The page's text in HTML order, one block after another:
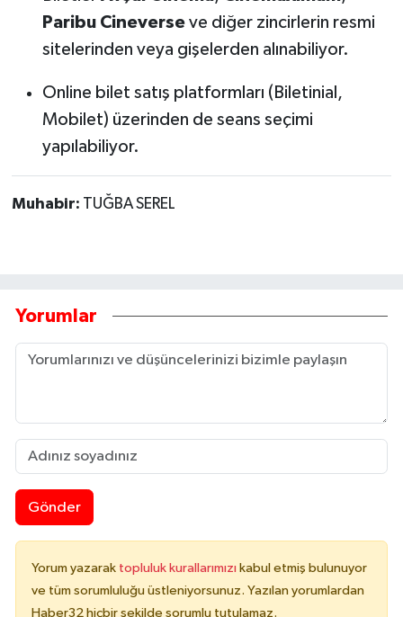
Paribu Cineverseve diğer zincirlerin resmi
sitelerinden veya gişelerden alınabiliyor.
Online bilet satış platformları (Biletinial,
Mobilet) üzerinden de seans seçimi
yapılabiliyor.
Muhabir: TUĞBA SEREL
Yorumlar
Gönder
Yorum yazarak topluluk kurallarımızı kabul etmiş bulunuyor
ve tüm sorumluluğu üstleniyorsunuz. Yazılan yorumlardan
Haber32 hiçbir şekilde sorumlu tutulamaz.